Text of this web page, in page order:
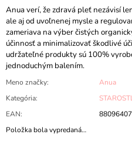
Anua verí, že zdravá pleť nezávisí
ale aj od uvoľnenej mysle a
zameriava na výber čistých
účinnosť a minimalizovať škodlivé
udržateľné produkty sú 100%
jednoduchým balením.
Meno značky:
Anua
Kategória:
EAN:
Položka bola vypredaná…